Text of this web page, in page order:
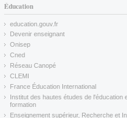
Éducation
education.gouv.fr
(link is external)
Devenir enseignant
(link is external)
Onisep
(link is external)
Cned
(link is external)
Réseau Canopé
(link is external)
CLEMI
(link is external)
France Éducation International
(link is external)
Institut des hautes études de l'éducation
formation
(link is external)
Enseignement supérieur, Recherche et